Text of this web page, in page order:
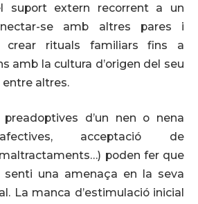
suport extern recorrent a un
se amb altres pares i
crear rituals familiars fins a
amb la cultura d’origen del seu
altres.
preadoptives d’un nen o nena
acceptació de
maltractaments…) poden fer que
una amenaça en la seva
La manca d’estimulació inicial